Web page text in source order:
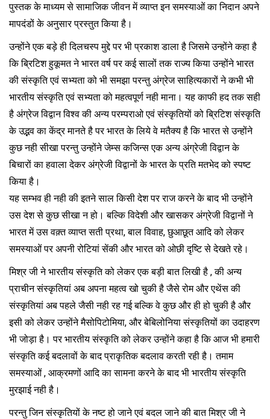
पुस्तक के माध्यम से सामाजिक जीवन में व्याप्त इन समस्याओं का निदान अपने
मापदंडों के अनुसार प्रस्तुत किया है।
उन्होंने एक बड़े ही दिलचस्प मुद्दे पर भी प्रकाश डाला है जिसमे उन्होंने कहा है
कि ब्रिटिश हुकूमत ने भारत वर्ष पर कई सालों तक राज्य किया उन्होंने भारत
की संस्कृति एवं सभ्यता को भी समझा परन्तु अंग्रेज साहित्यकारों ने कभी भी
भारतीय संस्कृति एवं सभ्यता को महत्वपूर्ण नही माना। यह काफी हद तक सही
है अंग्रेज विद्वान विश्व की अन्य परम्पराओ एवं संस्कृतियों को ब्रिटिश संस्कृति
के उद्भव का केंद्र मानते है पर भारत के लिये वे मतैक्य है कि भारत से उन्होंने
कुछ नही सीखा परन्तु उन्होंने जेम्स कजिन्स एक अन्य अंग्रेजी विद्वान के
बिचारों का हवाला देकर अंग्रेजी विद्वानों के भारत के प्रति मतभेद को स्पष्ट
किया है।
यह सम्भव ही नही की इतने साल किसी देश पर राज करने के बाद भी उन्होंने
उस देश से कुछ सीखा न हो। बल्कि विदेशी और खासकर अंग्रेजी विद्वानों ने
भारत में उस वक़्त व्याप्त सती प्रथा, बाल विवाह, छुआछूत आदि को लेकर
समस्याओं पर अपनी रोटियां सेंकी और भारत को ओछी दृष्टि से देखते रहे।
मिश्र जी ने भारतीय संस्कृति को लेकर एक बड़ी बात लिखी है , की अन्य
प्राचीन संस्कृतियां अब अपना महत्व खो चुकी है जैसे रोम और एथेंस की
संस्कृतियां अब पहले जैसी नही रह गई बल्कि वे कुछ और ही हो चुकी है और
इसी को लेकर उन्होंने मैसोपिटोमिया, और बेबिलोनिया संस्कृतियों का उदाहरण
भी जोड़ा है। पर भारतीय संस्कृति को लेकर उन्होंने कहा है कि आज भी हमारी
संस्कृति कई बदलावों के बाद प्राकृतिक बदलाव करती रही है। तमाम
समस्याओं , आक्रमणों आदि का सामना करने के बाद भी भारतीय संस्कृति
मुरझाई नही है।
परन्तु जिन संस्कृतियों के नष्ट हो जाने एवं बदल जाने की बात मिश्र जी ने